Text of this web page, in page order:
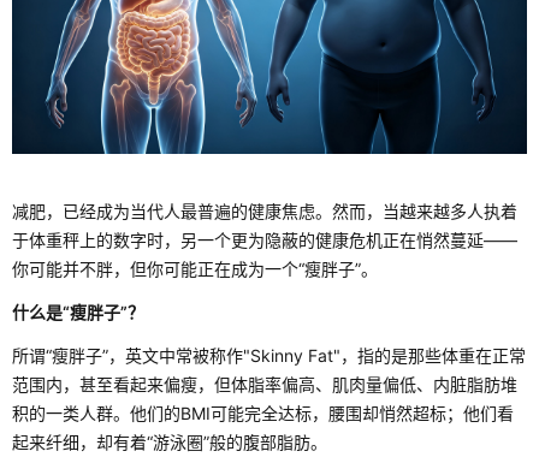
减肥，已经成为当代人最普遍的健康焦虑。然而，当越来越多人执着
于体重秤上的数字时，另一个更为隐蔽的健康危机正在悄然蔓延——
你可能并不胖，但你可能正在成为一个“瘦胖子”。
什么是“瘦胖子”？
所谓“瘦胖子”，英文中常被称作"Skinny Fat"，指的是那些体重在正常
范围内，甚至看起来偏瘦，但体脂率偏高、肌肉量偏低、内脏脂肪堆
积的一类人群。他们的BMI可能完全达标，腰围却悄然超标；他们看
起来纤细，却有着“游泳圈”般的腹部脂肪。